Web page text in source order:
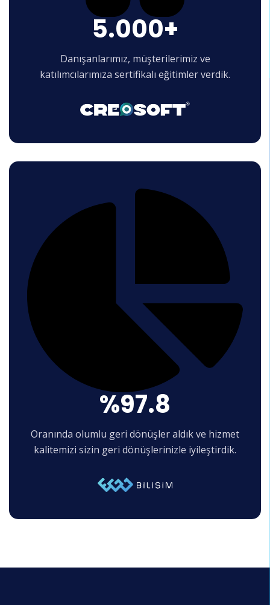
5.000+
Danışanlarımız, müşterilerimiz ve
katılımcılarımıza sertifikalı eğitimler verdik.
%97.8
Oranında olumlu geri dönüşler aldık ve hizmet
kalitemizi sizin geri dönüşlerinizle iyileştirdik.